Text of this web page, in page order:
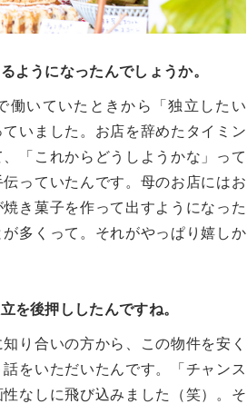
うになったんでしょうか。
働いていたときから「独立したい
いました。お店を辞めたタイミン
「これからどうしようかな」って
っていたんです。母のお店にはお
き菓子を作って出すようになった
多くって。それがやっぱり嬉しか
後押ししたんですね。
知り合いの方から、この物件を安く
をいただいたんです。「チャンス
なしに飛び込みました（笑）。そ